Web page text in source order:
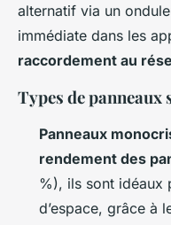
alternatif via un
immédiate dans les
raccordement au
Types de
Panneaux
rendement des
%), ils sont idéaux
d’espace, grâce à